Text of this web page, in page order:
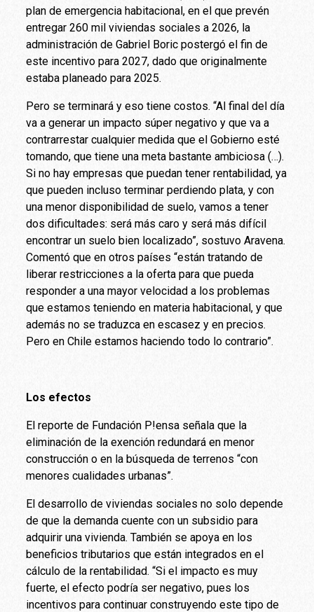
plan de emergencia habitacional, en el que prevén
entregar 260 mil viviendas sociales a 2026, la
administración de Gabriel Boric postergó el fin de
este incentivo para 2027, dado que originalmente
estaba planeado para 2025.
Pero se terminará y eso tiene costos. “Al final del día
va a generar un impacto súper negativo y que va a
contrarrestar cualquier medida que el Gobierno esté
tomando, que tiene una meta bastante ambiciosa (…).
Si no hay empresas que puedan tener rentabilidad, ya
que pueden incluso terminar perdiendo plata, y con
una menor disponibilidad de suelo, vamos a tener
dos dificultades: será más caro y será más difícil
encontrar un suelo bien localizado”, sostuvo Aravena.
Comentó que en otros países “están tratando de
liberar restricciones a la oferta para que pueda
responder a una mayor velocidad a los problemas
que estamos teniendo en materia habitacional, y que
además no se traduzca en escasez y en precios.
Pero en Chile estamos haciendo todo lo contrario”.
Los efectos
El reporte de Fundación P!ensa señala que la
eliminación de la exención redundará en menor
construcción o en la búsqueda de terrenos “con
menores cualidades urbanas”.
El desarrollo de viviendas sociales no solo depende
de que la demanda cuente con un subsidio para
adquirir una vivienda. También se apoya en los
beneficios tributarios que están integrados en el
cálculo de la rentabilidad. “Si el impacto es muy
fuerte, el efecto podría ser negativo, pues los
incentivos para continuar construyendo este tipo de